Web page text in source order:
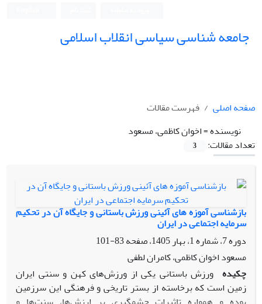
جامعه شناسی سیاسی انقلاب اسلامی
صفحه اصلی
فهرست مقالات
نویسنده =اخوان کاظمی، مسعود
تعداد مقالات:
3
بازشناسی آموزه های آئینی ورزش باستانی و جایگاه آن در تحکیم
سرمایه اجتماعی در ایران
دوره 7، شماره 1، بهار 1405، صفحه
83-101
مسعود اخوان کاظمی، کامران لطفی
چکیده ورزش باستانی یکی از ورزش‌های کهن و سنتی ایران
زمین است که برخاسته از بستر تاریخی و فرهنگی این سرزمین